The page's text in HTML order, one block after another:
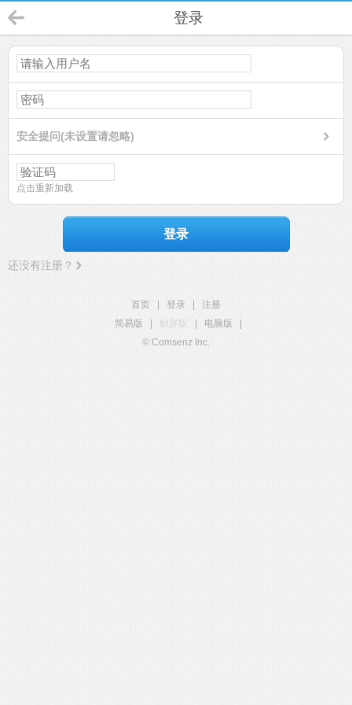
登录
安全提问(未设置请忽略)
点击重新加载
登录
还没有注册？
首页 登录
注册
简易版
触屏版 电脑版
© Comsenz Inc.